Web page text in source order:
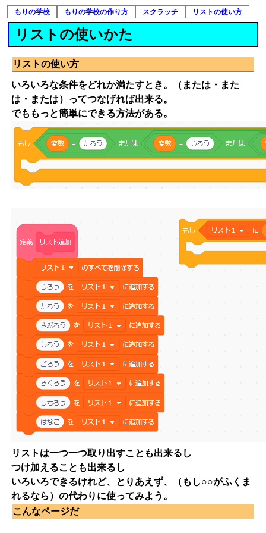
もりの学校 もりの学校の作り方 スクラッチ リストの使い方
リストの使いかた
リストの使い方
いろいろな条件をどれか満たすとき。（または・また
は・または）ってつなげれば出来る。
でももっと簡単にできる方法がある。
リストは一つ一つ取り出すことも出来るし
つけ加えることも出来るし
いろいろできるけれど、とりあえず、（もし○○がふくま
れるなら）の代わりに使ってみよう。
こんなページだ